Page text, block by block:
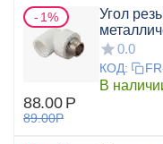
1%
Угол
0.0
КОД:
В
88.00 Р
89.00Р